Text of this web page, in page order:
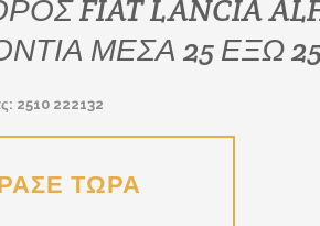
είναι:
FIAT LANCIA
ΜΕΣΑ 25 ΕΞΩ
2510 222132